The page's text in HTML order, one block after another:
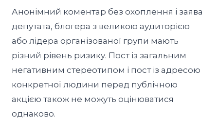
Анонімний коментар без охоплення і заява
депутата, блогера з великою аудиторією
або лідера організованої групи мають
різний рівень ризику. Пост із загальним
негативним стереотипом і пост із адресою
конкретної людини перед публічною
акцією також не можуть оцінюватися
однаково.